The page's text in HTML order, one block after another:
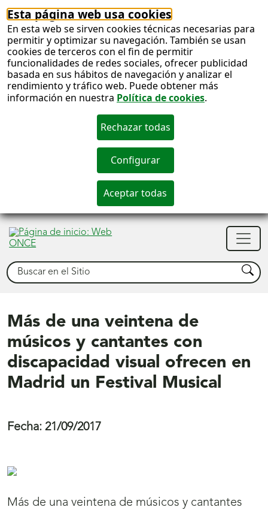
Esta página web usa cookies
En esta web se sirven cookies técnicas necesarias para
permitir y optimizar su navegación. También se usan
cookies de terceros con el fin de permitir
funcionalidades de redes sociales, ofrecer publicidad
basada en sus hábitos de navegación y analizar el
rendimiento y tráfico web. Puede obtener más
información en nuestra Política de cookies.
Buscar Buscar
Más de una veintena de
músicos y cantantes con
discapacidad visual ofrecen en
Madrid un Festival Musical
Fecha: 21/09/2017
Más de una veintena de músicos y cantantes